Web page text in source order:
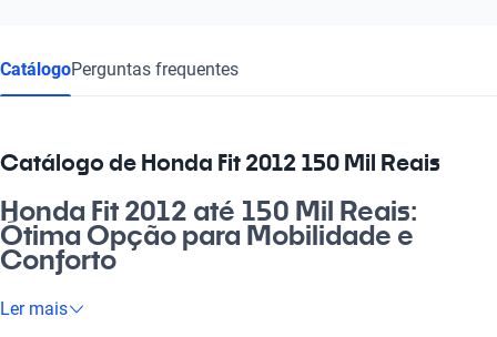
CatálogoPerguntas frequentes
Catálogo de Honda Fit 2012 150 Mil Reais
Honda Fit 2012 até 150 Mil Reais:
Ótima Opção para Mobilidade e
Conforto
Você está em busca de um carro que se encaixe perfeitamente
Ler mais